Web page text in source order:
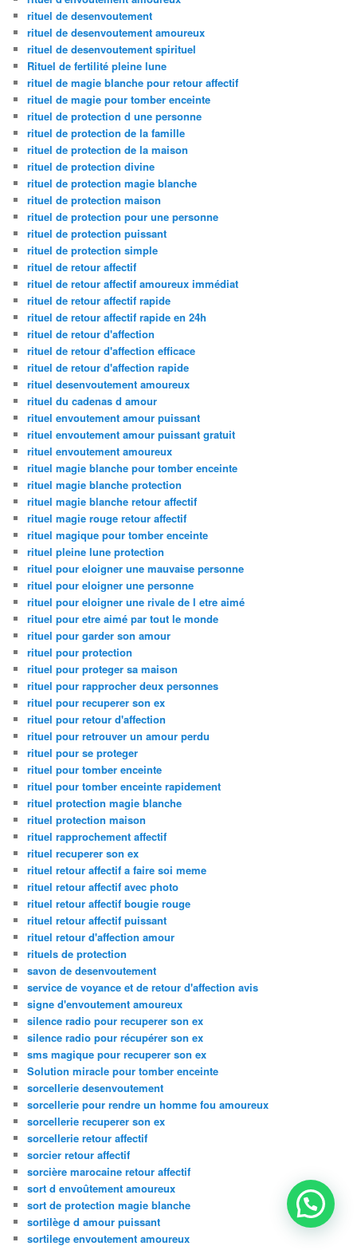
rituel de desenvoutement
rituel de desenvoutement amoureux
rituel de desenvoutement spirituel
Rituel de fertilité pleine lune
rituel de magie blanche pour retour affectif
rituel de magie pour tomber enceinte
rituel de protection d une personne
rituel de protection de la famille
rituel de protection de la maison
rituel de protection divine
rituel de protection magie blanche
rituel de protection maison
rituel de protection pour une personne
rituel de protection puissant
rituel de protection simple
rituel de retour affectif
rituel de retour affectif amoureux immédiat
rituel de retour affectif rapide
rituel de retour affectif rapide en 24h
rituel de retour d'affection
rituel de retour d'affection efficace
rituel de retour d'affection rapide
rituel desenvoutement amoureux
rituel du cadenas d amour
rituel envoutement amour puissant
rituel envoutement amour puissant gratuit
rituel envoutement amoureux
rituel magie blanche pour tomber enceinte
rituel magie blanche protection
rituel magie blanche retour affectif
rituel magie rouge retour affectif
rituel magique pour tomber enceinte
rituel pleine lune protection
rituel pour eloigner une mauvaise personne
rituel pour eloigner une personne
rituel pour eloigner une rivale de l etre aimé
rituel pour etre aimé par tout le monde
rituel pour garder son amour
rituel pour protection
rituel pour proteger sa maison
rituel pour rapprocher deux personnes
rituel pour recuperer son ex
rituel pour retour d'affection
rituel pour retrouver un amour perdu
rituel pour se proteger
rituel pour tomber enceinte
rituel pour tomber enceinte rapidement
rituel protection magie blanche
rituel protection maison
rituel rapprochement affectif
rituel recuperer son ex
rituel retour affectif a faire soi meme
rituel retour affectif avec photo
rituel retour affectif bougie rouge
rituel retour affectif puissant
rituel retour d'affection amour
rituels de protection
savon de desenvoutement
service de voyance et de retour d'affection avis
signe d'envoutement amoureux
silence radio pour recuperer son ex
silence radio pour récupérer son ex
sms magique pour recuperer son ex
Solution miracle pour tomber enceinte
sorcellerie desenvoutement
sorcellerie pour rendre un homme fou amoureux
sorcellerie recuperer son ex
sorcellerie retour affectif
sorcier retour affectif
sorcière marocaine retour affectif
sort d envoûtement amoureux
sort de protection magie blanche
sortilège d amour puissant
sortilege envoutement amoureux